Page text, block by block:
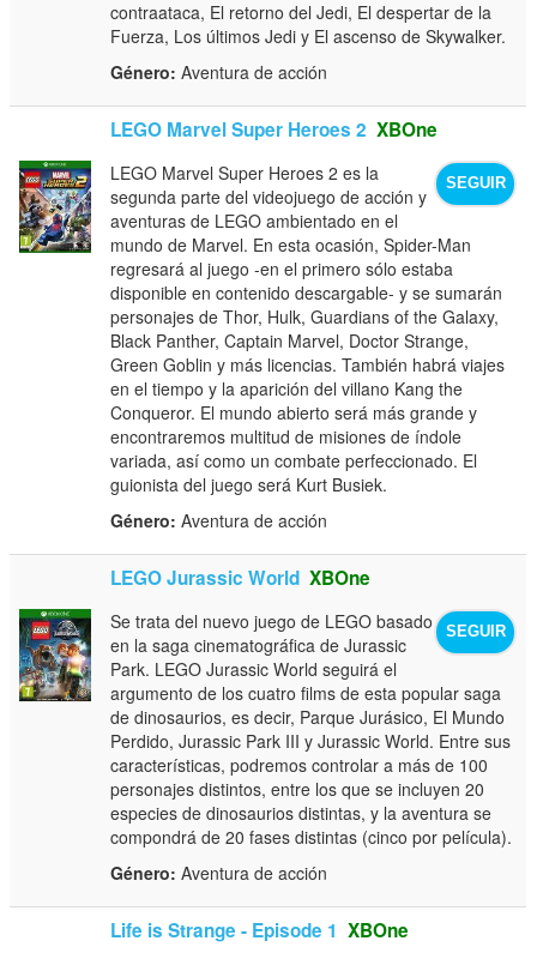
contraataca, El retorno del Jedi, El despertar de la
Fuerza, Los últimos Jedi y El ascenso de Skywalker.
Género: Aventura de acción
LEGO Marvel Super Heroes 2 XBOne
SEGUIR
LEGO Marvel Super Heroes 2 es la
segunda parte del videojuego de acción y
aventuras de LEGO ambientado en el
mundo de Marvel. En esta ocasión, Spider-Man
regresará al juego -en el primero sólo estaba
disponible en contenido descargable- y se sumarán
personajes de Thor, Hulk, Guardians of the Galaxy,
Black Panther, Captain Marvel, Doctor Strange,
Green Goblin y más licencias. También habrá viajes
en el tiempo y la aparición del villano Kang the
Conqueror. El mundo abierto será más grande y
encontraremos multitud de misiones de índole
variada, así como un combate perfeccionado. El
guionista del juego será Kurt Busiek.
Género: Aventura de acción
LEGO Jurassic World XBOne
SEGUIR
Se trata del nuevo juego de LEGO basado
en la saga cinematográfica de Jurassic
Park. LEGO Jurassic World seguirá el
argumento de los cuatro films de esta popular saga
de dinosaurios, es decir, Parque Jurásico, El Mundo
Perdido, Jurassic Park III y Jurassic World. Entre sus
características, podremos controlar a más de 100
personajes distintos, entre los que se incluyen 20
especies de dinosaurios distintas, y la aventura se
compondrá de 20 fases distintas (cinco por película).
Género: Aventura de acción
Life is Strange - Episode 1 XBOne